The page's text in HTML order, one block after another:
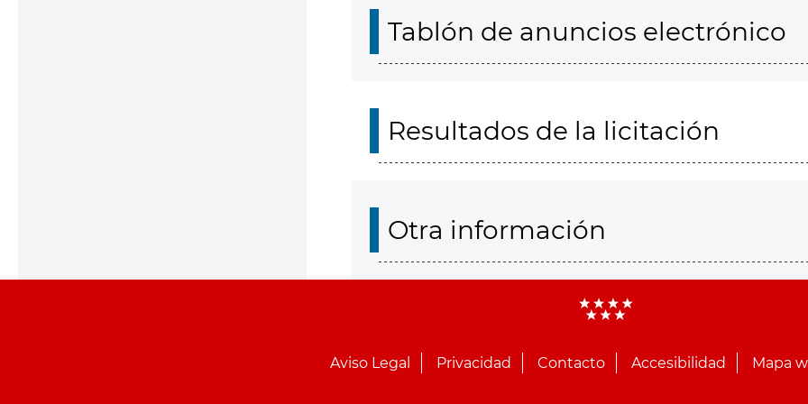
Tablón de anuncios electrónico
Resultados de la licitación
Otra información
Aviso Legal Privacidad Contacto Accesibilidad Mapa